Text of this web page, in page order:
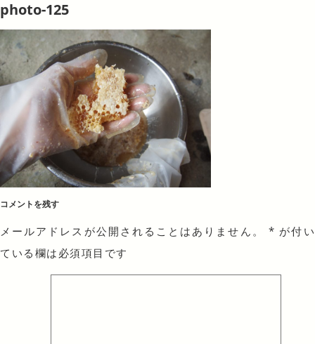
photo-125
コメントを残す
メールアドレスが公開されることはありません。 * が付い
ている欄は必須項目です